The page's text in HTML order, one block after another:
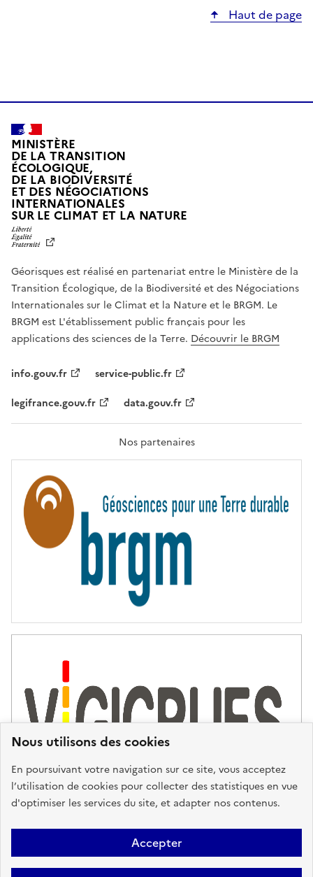
Nous utilisons des cookies
En poursuivant votre navigation sur ce site, vous acceptez
l’utilisation de cookies pour collecter des statistiques en vue
d'optimiser les services du site, et adapter nos contenus.
Accepter
Haut de page
MINISTÈRE
DE LA TRANSITION
ÉCOLOGIQUE,
DE LA BIODIVERSITÉ
ET DES NÉGOCIATIONS
INTERNATIONALES
SUR LE CLIMAT ET LA NATUREL
T
É
,
É
G
A
L
F
A
T
R
T
É
Géorisques est réalisé en partenariat entre le Ministère de la
Transition Écologique, de la Biodiversité et des Négociations
Internationales sur le Climat et la Nature et le BRGM. Le
BRGM est L'établissement public français pour les
applications des sciences de la Terre. Découvrir le BRGM
info.gouv.fr
service-public.fr
legifrance.gouv.fr
data.gouv.fr
Nos partenaires
Plan du site Accessibilité : partiellement conforme
Mentions
Légales
Données personnelles Gestion des cookies
FAQ